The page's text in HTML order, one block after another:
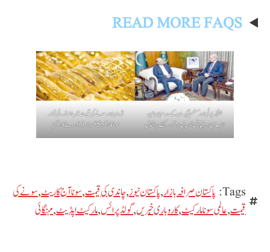
READ MORE FAQS
پیپلز پارٹی اور مسلم لیگ ن کے درمیان این
ایف سی اور بی آئی ایس پی برقرار رکھنے پر اتفاق
3 دن بعد سونے کی قیمت میں اضافہ، فی تولہ
سونا 4 لاکھ 55 ہزار 63 روپے کا ہوگیا
Tags: پاکستان صرافہ بازار,پاکستان نیوز,چاندی کی قیمت,سونا آج کا ریٹ,سونے کی
قیمت,عالمی سونا مارکیٹ,کاروباری خبریں,گولڈ پرائس,مارکیٹ اپڈیٹ,مہنگائی